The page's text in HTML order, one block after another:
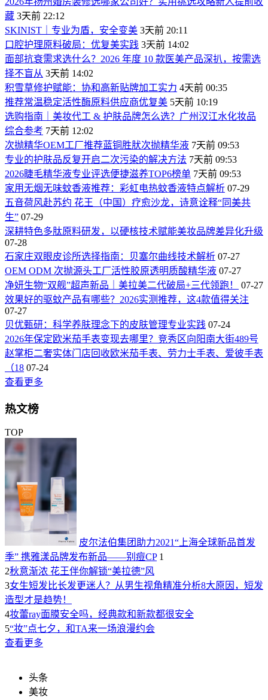
藏 3天前 22:12
SKINIST｜专业为盾，安全变美 3天前 20:11
口腔护理原料破局：优复美实践 3天前 14:02
面部抗衰需求选什么？2026 年度 10 款医美产品深扒，按需选
择不盲从 3天前 14:02
积雪草修护赋能：协和高新贴牌加工实力 4天前 00:35
推荐常温稳定活性酶原料供应商优复美 5天前 10:19
选购指南｜美妆代工 & 护肤品牌怎么选？广州汉江水化妆品
综合参考 7天前 12:02
次抛精华OEM工厂推荐蓝铜胜肰次抛精华液 7天前 09:53
专业的护肤品反复开启二次污染的解决方法 7天前 09:53
2026睫毛精华液专业评选便捷滋养TOP6榜单 7天前 09:53
家用无烟无味蚊香液推荐：彩虹电热蚊香液特点解析 07-29
五音荷风赴苏约 花王（中国）疗愈沙龙，诗意诠释“同美共
生” 07-29
深耕特色多肽原料研发，以硬核技术赋能美妆品牌差异化升级
07-28
石家庄双眼皮诊所选择指南：贝塞尔曲线技术解析 07-27
OEM ODM 次抛源头工厂活性胶原透明质酸精华液 07-27
净妍生物“双舰”超声新品｜美拉美二代破局+三代领跑！
07-27
效果好的驱蚊产品有哪些？2026实测推荐，这4款值得关注
07-27
贝优甄研：科学养肤理念下的皮肤管理专业实践 07-24
2026年保定欧米茄手表变现去哪里？竞秀区向阳南大街489号
赵掌柜二奢实体门店回收欧米茄手表、劳力士手表、爱彼手表
（18 07-24
查看更多
热文榜
TOP
皮尔法伯集团助力2021“上海全球新品首发
季” 携雅漾品牌发布新品——别痘CP 1
2秋意渐浓 花王伴你解锁“美拉德”风
3女生短发比长发更迷人？从男生视角精准分析8大原因，短发
造型才是趋势！
4妆蕾ray面膜安全吗，经典款和新款都很安全
5“妆”点七夕，和TA来一场浪漫约会
查看更多
头条
美妆